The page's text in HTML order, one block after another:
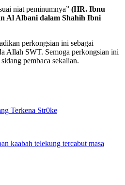
niat peminumnya” (HR. Ibnu
Al Albani dalam Shahih Ibni
perkongsian ini sebagai
Allah SWT. Semoga perkongsian ini
pembaca sekalian.
Terkena Str0ke
kaabah telekung tercabut masa